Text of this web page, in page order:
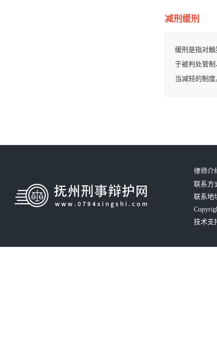
减刑缓刑
缓刑是指对
于被判处管
当减轻的制
律师介
联系方
联系地
技术支